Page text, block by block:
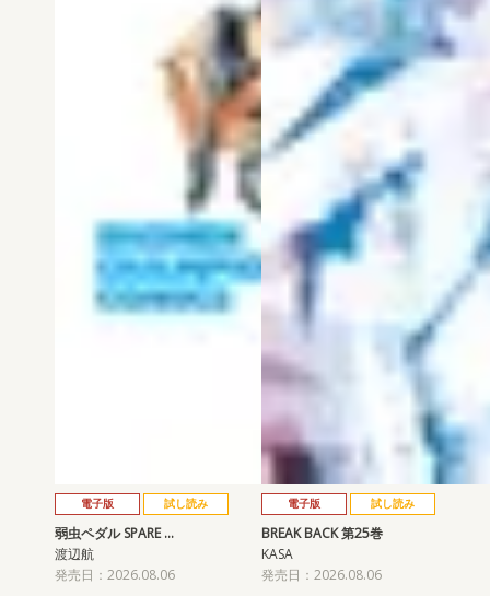
電子版 試し読み
弱虫ペダル SPARE …
渡辺航
発売日：2026.08.06
電子版 試し読み
BREAK BACK 第25巻
KASA
発売日：2026.08.06